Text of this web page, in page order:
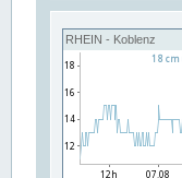
RHEIN - Koblenz